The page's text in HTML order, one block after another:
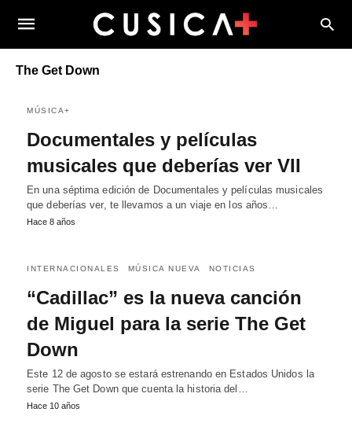
The Get Down
MÚSICA+
Documentales y películas
musicales que deberías ver VII
En una séptima edición de Documentales y películas musicales
que deberías ver, te llevamos a un viaje en los años…
Hace 8 años
INTERNACIONALES MÚSICA NUEVA NOTICIAS
“Cadillac” es la nueva canción
de Miguel para la serie The Get
Down
Este 12 de agosto se estará estrenando en Estados Unidos la
serie The Get Down que cuenta la historia del…
Hace 10 años